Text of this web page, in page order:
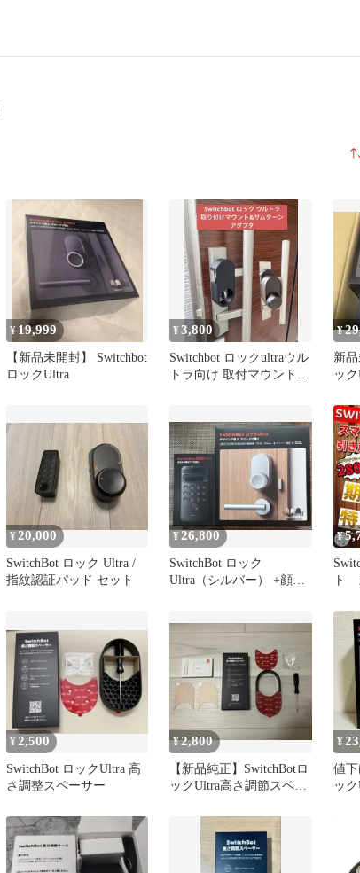
¥ 19,999
【新品未開封】 Switchbot
ロックUltra
¥3,800
Switchbot ロックultraウル
トラ向け 取付マウント
¥
新
ッ
¥ 20,000
SwitchBot ロック Ultra /
指紋認証パッド セット
¥ 26,800
SwitchBot ロック
Ultra（シルバー） +顔認
¥
ト
¥ 2,500
SwitchBot ロックUltra 高
さ調整スペーサー
¥2,800
【新品純正】SwitchBotロ
ックUltra高さ調節スペー
¥
値下
ッ